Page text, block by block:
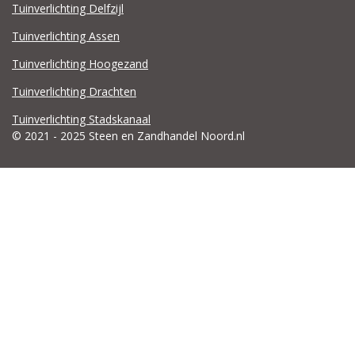
Tuinverlichting Delfzijl
Tuinverlichting Assen
Tuinverlichting Hoogezand
Tuinverlichting Drachten
Tuinverlichting Stadskanaal
© 2021 - 2025 Steen en Zandhandel Noord.nl